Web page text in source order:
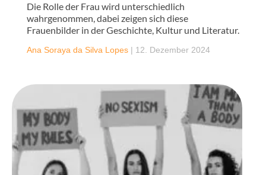
Die Rolle der Frau wird unterschiedlich
wahrgenommen, dabei zeigen sich diese
Frauenbilder in der Geschichte, Kultur und Literatur.
Ana Soraya da Silva Lopes | 12. Dezember 2024